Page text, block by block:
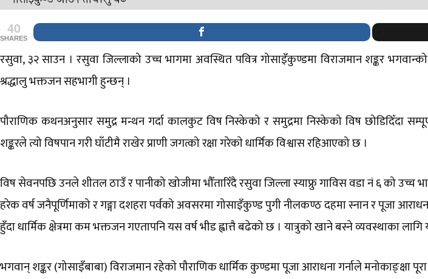
40
SHARES
रसुवा, ३२ साउन । रसुवा जिल्लाको उच्च भागमा अवस्थित पवित्र गोसाइँकुण्डमा विराजमान शङ्कर भगवान्को
श्रद्धालु भक्तजन सहभागी हुन्छन् ।
पौराणिक कथनअनुसार समुद्र मन्थन गर्दा कालकुट विष निस्केको र समुद्रमा निस्केको विष छोडिदिँदा
शङ्करले त्यो विषपान गरी घाँटीमै राखेर प्राणी जगत्को रक्षा गरेकाे धार्मिक विश्वास रहिआएको छ ।
विष सेवनपछि उनले शीतल ठाउँ र पानीको खोजीमा भौँतारिँदै रसुवा जिल्ला स्याफ्रु गाविस वडा नं ६ को उच्च
हरेक वर्ष जनैपूर्णिमाको र गङ्गा दशहरा पर्वको अवसरमा गोसाइँकुण्ड पुगी नीलकण्ठ दहमा स्नान र पूजा
हुँदा धार्मिक क्षेत्रमा कम भक्तजन गएतापनि यस वर्ष भीड ह्वात्तै बढेको छ । यात्रुको खाने बस्ने व्यवस्थाका लागि
भगवान् शङ्कर (गोसाइँबाबा) विराजमान रहेकाे पौराणिक धार्मिक कुण्डमा पूजा आराधना गर्नाले मनोकाङ्क्षा